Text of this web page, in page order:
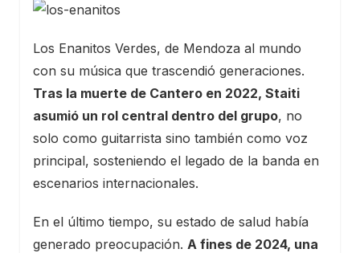
Los Enanitos Verdes, de Mendoza al mundo
con su música que trascendió generaciones.
Tras la muerte de Cantero en 2022, Staiti
asumió un rol central dentro del grupo, no
solo como guitarrista sino también como voz
principal, sosteniendo el legado de la banda en
escenarios internacionales.
En el último tiempo, su estado de salud había
generado preocupación. A fines de 2024, una